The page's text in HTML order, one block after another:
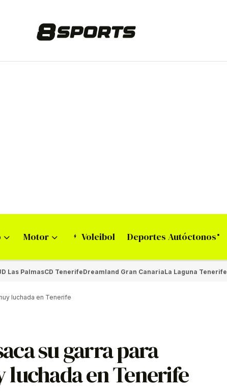
Motor Voleibol Deportes Autóctonos
Las PalmasCD TenerifeDreamland Gran CanariaLa Laguna Tenerife
luchada en Tenerife
su garra para
en Tenerife